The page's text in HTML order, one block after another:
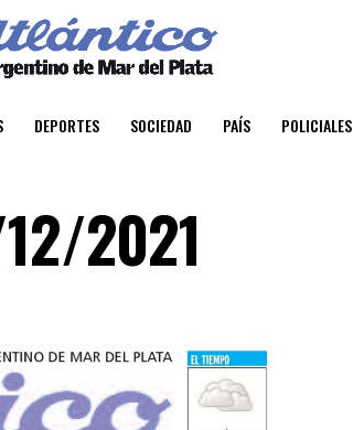
DEPORTES SOCIEDAD PAÍS POLICIALES
2021